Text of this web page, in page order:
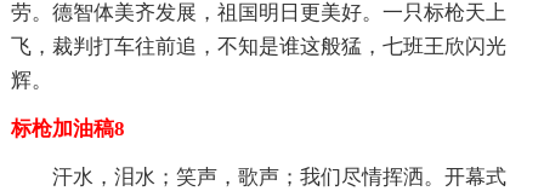
劳。德智体美齐发展，祖国明日更美好。一只标枪天上
飞，裁判打车往前追，不知是谁这般猛，七班王欣闪光
辉。
标枪加油稿8
汗水，泪水；笑声，歌声；我们尽情挥洒。开幕式